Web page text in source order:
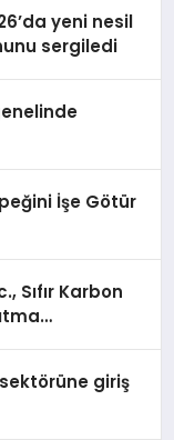
yeni nesil
sergiledi
İşe Götür
Sıfır Karbon
giriş